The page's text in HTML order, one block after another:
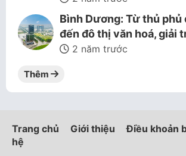
Bình Dương: Từ thủ phủ
đến đô thị văn hoá, giải
2 năm trước
Thêm
Trang chủ Giới thiệu Điều khoản
hệ